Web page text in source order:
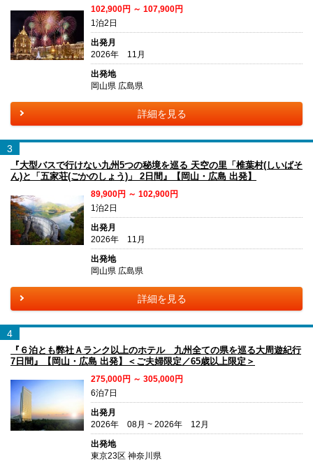
102,900円 ～ 107,900円
1泊2日
出発月
2026年 11月
出発地
岡山県 広島県
詳細を見る
3
『大型バスで行けない九州5つの秘境を巡る 天空の里「椎葉村(しいばそ
ん)と「五家荘(ごかのしょう)」 2日間』【岡山・広島 出発】
89,900円 ～ 102,900円
1泊2日
出発月
2026年 11月
出発地
岡山県 広島県
詳細を見る
4
『６泊とも弊社Ａランク以上のホテル 九州全ての県を巡る大周遊紀行
7日間』【岡山・広島 出発】＜ご夫婦限定／65歳以上限定＞
275,000円 ～ 305,000円
6泊7日
出発月
2026年 08月 ~ 2026年 12月
出発地
東京23区 神奈川県